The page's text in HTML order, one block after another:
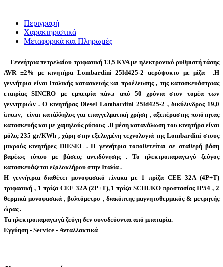
Περιγραφή
Χαρακτηριστικά
Μεταφορικά και Πληρωμές
Γεννήτρια πετρελαίου τριφασική13,5 KVAμε ηλεκτρονικό ρυθμιστή τάσης
AVR ±2% με κινητήραLombardini 25ld425-2 αερόψυκτο μεμίζα .H
γεννήτρια είναι Ιταλικής κατασκευής και προέλευσης , της κατασκευάστριας
εταιρίαςSINCRO με εμπειρία πάνω από 50 χρόνια στον τομέα των
γεννητριών . Ο κινητήρας Diesel Lombardini 25ld425-2 , δικύλινδρος 19,0
ίππων, είναι κατάλληλος για επαγγελματική χρήση , αξεπέραστης ποιότητας
κατασκευής και με χαμηλούς ρύπους .H μέση κατανάλωση του κινητήρα είναι
μόλις 235 gr/KWh, χάρη στην εξελιγμένη τεχνολογιά της Lombardini στους
μικρούς κινητήρες DIESEL . Η γεννήτρια τοποθετείται σε σταθερή βάση
βαρέως τύπου με βάσεις αντιδόνησης . Το ηλεκτροπαραγωγό ζεύγος
κατασκευάζεται εξολοκλήρου στην Ιταλία .
Η γεννήτρια διαθέτει μονοφασικό πίνακα με 1 πρίζα CEE 32Α (4P+T)
τριφασική , 1 πρίζα CEE 32A (2P+T), 1 πρίζα SCHUKO προστασίας IP54 , 2
θερμικά μονοφασικά , βολτόμετρο , διακόπτης μαγνητοθερμικός & μετρητής
ώρας .
Τα ηλεκτροπαραγωγά ζεύγη δεν συνοδεύονται από μπαταρία.
Εγγύηση - Service - Ανταλλακτικά